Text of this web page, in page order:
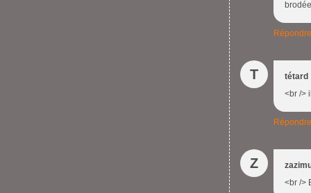
Répondre
T
tétard
<br />
Répondre
Z
<br />